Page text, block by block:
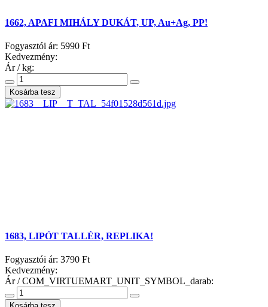
1662, APAFI MIHÁLY DUKÁT, UP, Au+Ag, PP!
Fogyasztói ár: 5990 Ft
Kedvezmény:
Ár / kg:
1683, LIPÓT TALLÉR, REPLIKA!
Fogyasztói ár: 3790 Ft
Kedvezmény:
Ár / COM_VIRTUEMART_UNIT_SYMBOL_darab: